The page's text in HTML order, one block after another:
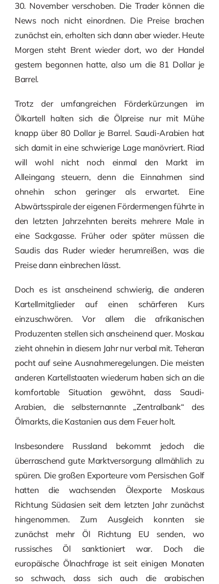
30. November verschoben. Die Trader können die
News noch nicht einordnen. Die Preise brachen
zunächst ein, erholten sich dann aber wieder. Heute
Morgen steht Brent wieder dort, wo der Handel
gestern begonnen hatte, also um die 81 Dollar je
Barrel.
Trotz der umfangreichen Förderkürzungen im
Ölkartell halten sich die Ölpreise nur mit Mühe
knapp über 80 Dollar je Barrel. Saudi-Arabien hat
sich damit in eine schwierige Lage manövriert. Riad
will wohl nicht noch einmal den Markt im
Alleingang steuern, denn die Einnahmen sind
ohnehin schon geringer als erwartet. Eine
Abwärtsspirale der eigenen Fördermengen führte in
den letzten Jahrzehnten bereits mehrere Male in
eine Sackgasse. Früher oder später müssen die
Saudis das Ruder wieder herumreißen, was die
Preise dann einbrechen lässt.
Doch es ist anscheinend schwierig, die anderen
Kartellmitglieder auf einen schärferen Kurs
einzuschwören. Vor allem die afrikanischen
Produzenten stellen sich anscheinend quer. Moskau
zieht ohnehin in diesem Jahr nur verbal mit. Teheran
pocht auf seine Ausnahmeregelungen. Die meisten
anderen Kartellstaaten wiederum haben sich an die
komfortable Situation gewöhnt, dass Saudi-
Arabien, die selbsternannte „Zentralbank“ des
Ölmarkts, die Kastanien aus dem Feuer holt.
Insbesondere Russland bekommt jedoch die
überraschend gute Marktversorgung allmählich zu
spüren. Die großen Exporteure vom Persischen Golf
hatten die wachsenden Ölexporte Moskaus
Richtung Südasien seit dem letzten Jahr zunächst
hingenommen. Zum Ausgleich konnten sie
zunächst mehr Öl Richtung EU senden, wo
russisches Öl sanktioniert war. Doch die
europäische Ölnachfrage ist seit einigen Monaten
so schwach, dass sich auch die arabischen